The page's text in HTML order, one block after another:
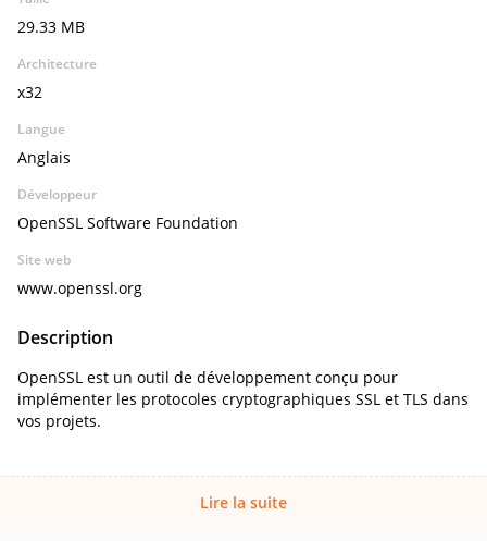
29.33 MB
Architecture
x32
Langue
Anglais
Développeur
OpenSSL Software Foundation
Site web
www.openssl.org
Description
OpenSSL est un outil de développement conçu pour
implémenter les protocoles cryptographiques SSL et TLS dans
vos projets.
Lire la suite